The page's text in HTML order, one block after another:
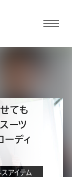
タン
ても
ーツ
ーディ
アイテム